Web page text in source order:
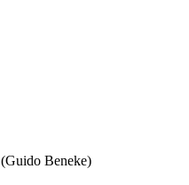
Beneke)